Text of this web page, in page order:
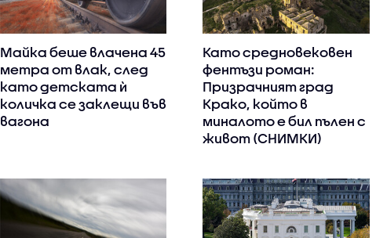
Майка беше влачена 45
метра от влак, след
като детската ѝ
количка се заклещи във
вагона
Като средновековен
фентъзи роман:
Призрачният град
Крако, който в
миналото е бил пълен с
живот (СНИМКИ)